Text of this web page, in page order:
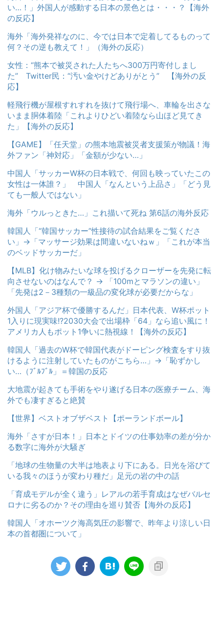
い…！」外国人が感動する日本の景色とは・・・？【海外
の反応】
海外「海外発祥なのに、今では日本で定着してるものって
何？その逆も教えて！」（海外の反応）
女性：“熊本で被災された人たちへ300万円寄付しまし
た” Twitter民：“汚い金やけどありがとう” 【海外の反
応】
軽飛行機が屋根すれすれを抜けて飛行場へ、車輪を出さな
いまま胴体着陸「これよりひどい着陸なら山ほど見てき
た」【海外の反応】
【GAME】「任天堂」の熊本地震被災者支援策が物議！海
外ファン「神対応」「金額が少ない…」
中国人「サッカーW杯の日本戦で、何回も映っていたこの
女性は一体誰？」 中国人「なんという上品さ」「どう見
ても一般人ではない」
海外「ウルっときた…」これ描いて死ね 第6話の海外反応
韓国人「“韓国サッカー”性接待の試合結果をご覧くださ
い」→「マッサージ効果は間違いないねｗ」「これが本当
のベッドサッカーだ」
【MLB】化け物みたいな球を投げるクローザーを先発に転
向させないのはなんで？ → 「100mとマラソンの違い」
「先発は2－3種類の一級品の変化球が必要だからな」
外国人「アジア杯で優勝するんだ」日本代表、W杯ポット
1入りに現実味!?2030大会で出場枠「64」なら追い風に！
アメリカ人もポット1争いに熱視線！【海外の反応】
韓国人「過去のW杯で韓国代表がドーピング検査をすり抜
けるように注射していたものがこちら…」→「恥ずかし
い…（ﾌﾞﾙﾌﾞﾙ」＝韓国の反応
大地震が起きても手術をやり遂げる日本の医療チーム、海
外でも凄すぎると絶賛
【世界】ベストオブザベスト【ポーランドボール】
海外「さすが日本！」日本とドイツの仕事効率の差が分か
る数字に海外が大騒ぎ
「地球の生物量の大半は地表より下にある。日光を浴びて
いる我々のほうが変わり種だ」足元の岩の中の話
「育成モデルが全く違う」レアルの若手育成はなぜバルセ
ロナに劣るのか？その理由を巡り賛否【海外の反応】
韓国人「オホーツク海高気圧の影響で、昨年より涼しい日
本の首都圏について」